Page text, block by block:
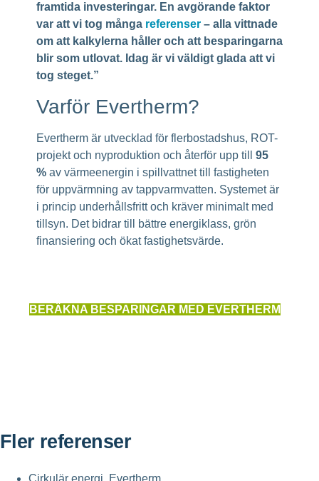
framtida investeringar. En avgörande faktor
var att vi tog många referenser– alla vittnade
om att kalkylerna håller och att besparingarna
blir som utlovat. Idag är vi väldigt glada att vi
tog steget.”
Varför Evertherm?
Evertherm är utvecklad för flerbostadshus, ROT-
projekt och nyproduktion och återför upp till 95
%av värmeenergin i spillvattnet till fastigheten
för uppvärmning av tappvarmvatten. Systemet är
i princip underhållsfritt och kräver minimalt med
tillsyn. Det bidrar till bättre energiklass, grön
finansiering och ökat fastighetsvärde.
BERÄKNA BESPARINGAR MED EVERTHERM
Fler referenser
Cirkulär energi Evertherm